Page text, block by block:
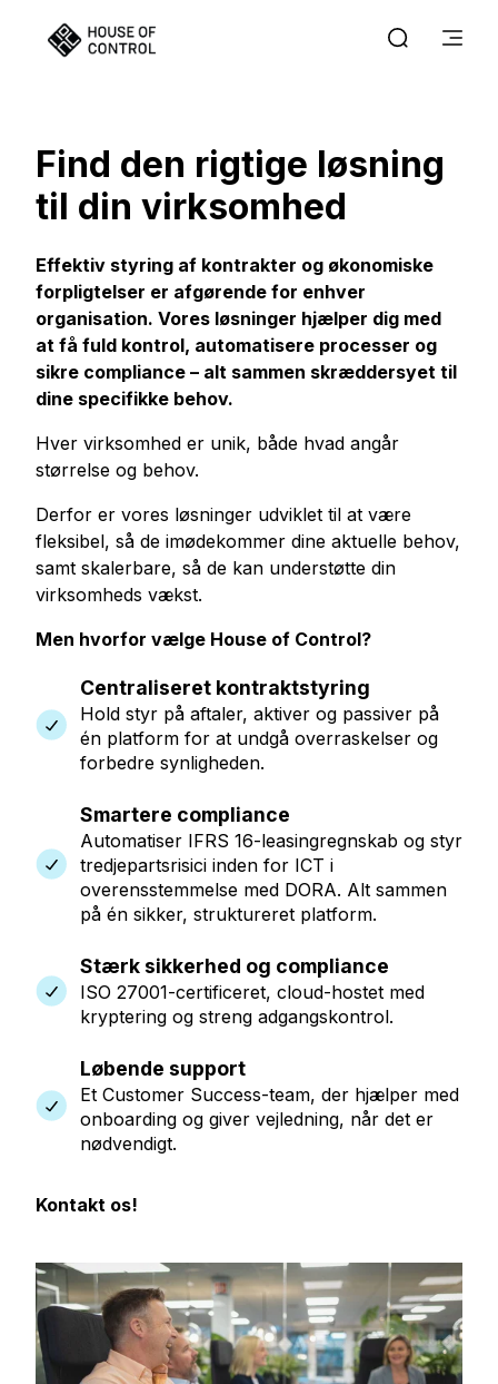
Find den rigtige løsning
til din virksomhed
Effektiv styring af kontrakter og økonomiske
forpligtelser er afgørende for enhver
organisation. Vores løsninger hjælper dig med
at få fuld kontrol, automatisere processer og
sikre compliance – alt sammen skræddersyet til
dine specifikke behov.
Hver virksomhed er unik, både hvad angår
størrelse og behov.
Derfor er vores løsninger udviklet til at være
fleksibel, så de imødekommer dine aktuelle behov,
samt skalerbare, så de kan understøtte din
virksomheds vækst.
Men hvorfor vælge House of Control?
Centraliseret kontraktstyring
Hold styr på aftaler, aktiver og passiver på
én platform for at undgå overraskelser og
forbedre synligheden.
Smartere compliance
Automatiser IFRS 16-leasingregnskab og styr
tredjepartsrisici inden for ICT i
overensstemmelse med DORA. Alt sammen
på én sikker, struktureret platform.
Stærk sikkerhed og compliance
ISO 27001-certificeret, cloud-hostet med
kryptering og streng adgangskontrol.
Løbende support
Et Customer Success-team, der hjælper med
onboarding og giver vejledning, når det er
nødvendigt.
Kontakt os!